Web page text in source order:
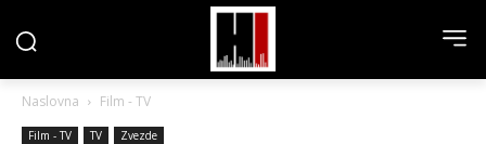
Naslovna Film - TV
Film - TV TV Zvezde